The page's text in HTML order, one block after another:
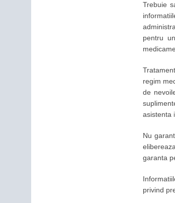
Trebuie
pentru
regim
de
asistenta
Nu
garanta
privind